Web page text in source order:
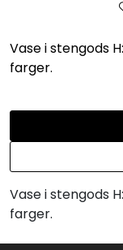
Vase i stengods
farger.
Vase i stengods
farger.